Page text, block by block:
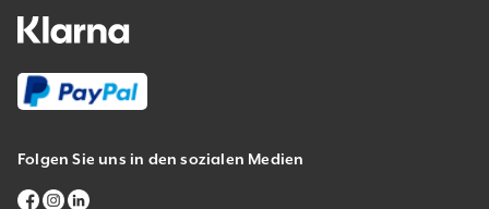
Folgen Sie uns in den sozialen Medien